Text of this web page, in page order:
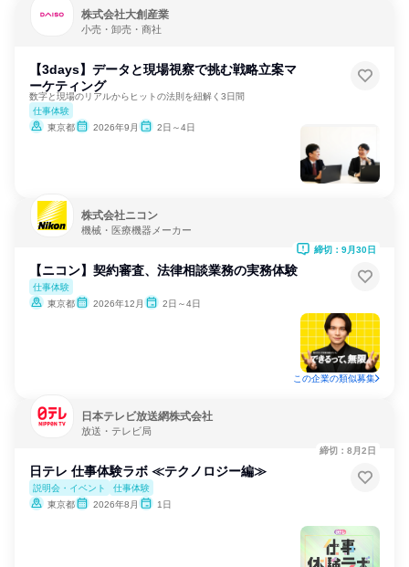
株式会社大創産業
小売・卸売・商社
【3days】データと現場視察で挑む戦略立案マ
ーケティング
数字と現場のリアルからヒットの法則を紐解く3日間
仕事体験
東京都
2026年9月 2日～4日
株式会社ニコン
機械・医療機器メーカー
【ニコン】契約審査、法律相談業務の実務体験
仕事体験
東京都
2026年12月 2日～4日
締切：9月30日
この企業の類似募集
日本テレビ放送網株式会社
放送・テレビ局
日テレ 仕事体験ラボ ≪テクノロジー編≫
説明会・イベント
仕事体験
東京都
2026年8月 1日
締切：8月2日